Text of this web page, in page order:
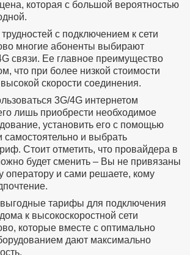
которая с большой вероятностью
с подключением к сети
многие абоненты выбирают
связи. Ее главное преимущество
что при более низкой стоимости
скорости соединения.
3G/4G интернетом
лишь приобрести необходимое
установить его с помощью
самостоятельно и выбрать
Стоит отметить, что провайдера в
будет сменить – Вы не привязаны
оператору и сами решаете, кому
тарифы для подключения
к высокоскоростной сети
которые вместе с оптимально
дают максимально